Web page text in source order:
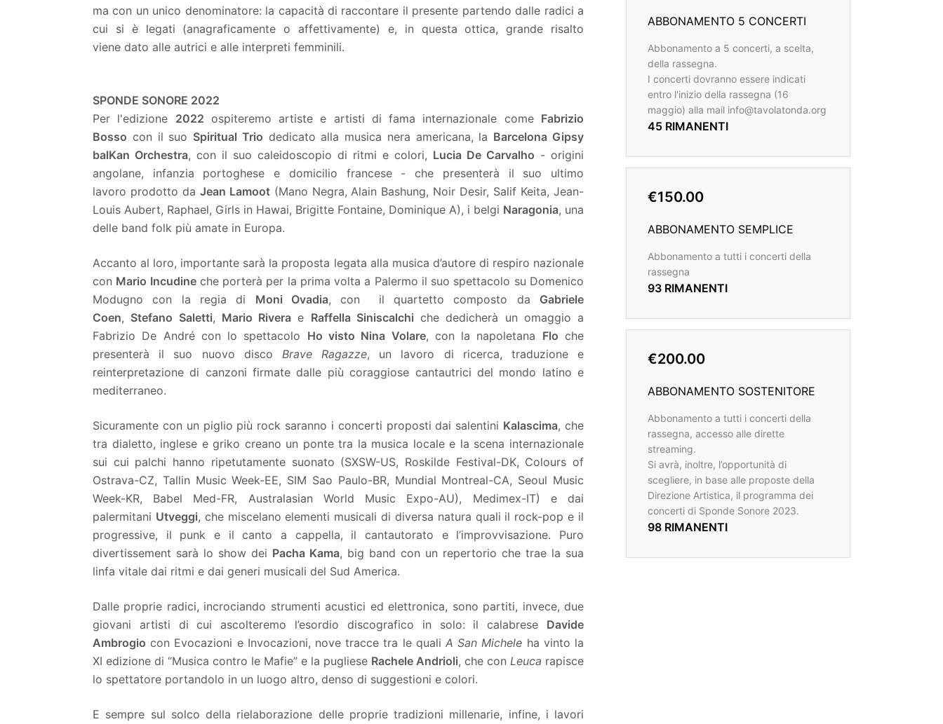
ma con un unico denominatore: la capacità di raccontare il presente partendo dalle radici a
cui si è legati (anagraficamente o affettivamente) e, in questa ottica, grande risalto
viene dato alle autrici e alle interpreti femminili.
SPONDE SONORE 2022
Per l'edizione 2022 ospiteremo artiste e artisti di fama internazionale come Fabrizio
Bosso con il suo Spiritual Trio dedicato alla musica nera americana, la Barcelona Gipsy
balKan Orchestra, con il suo caleidoscopio di ritmi e colori, Lucia De Carvalho - origini
angolane, infanzia portoghese e domicilio francese - che presenterà il suo ultimo
lavoro prodotto da Jean Lamoot(Mano Negra, Alain Bashung, Noir Desir, Salif Keita, Jean-
Louis Aubert, Raphael, Girls in Hawai, Brigitte Fontaine, Dominique A), i belgi Naragonia, una
delle band folk più amate in Europa.
Accanto al loro, importante sarà la proposta legata alla musica d’autore di respiro nazionale
con Mario Incudineche porterà per la prima volta a Palermo il suo spettacolo su Domenico
Modugno con la regia di Moni Ovadia, con il quartetto composto da Gabriele
Coen, Stefano Saletti, Mario Rivera e Raffella Siniscalchi che dedicherà un omaggio a
Fabrizio De André con lo spettacolo Ho visto Nina Volare, con la napoletana Flo che
presenterà il suo nuovo disco Brave Ragazze, un lavoro di ricerca, traduzione e
reinterpretazione di canzoni firmate dalle più coraggiose cantautrici del mondo latino e
mediterraneo.
Sicuramente con un piglio più rock saranno i concerti proposti dai salentini Kalascima, che
tra dialetto, inglese e griko creano un ponte tra la musica locale e la scena internazionale
sui cui palchi hanno ripetutamente suonato (SXSW-US, Roskilde Festival-DK, Colours of
Ostrava-CZ, Tallin Music Week-EE, SIM Sao Paulo-BR, Mundial Montreal-CA, Seoul Music
Week-KR, Babel Med-FR, Australasian World Music Expo-AU), Medimex-IT) e dai
palermitani Utveggi, che miscelano elementi musicali di diversa natura quali il rock-pop e il
progressive, il punk e il canto a cappella, il cantautorato e l’improvvisazione. Puro
divertissement sarà lo show dei Pacha Kama, big band con un repertorio che trae la sua
linfa vitale dai ritmi e dai generi musicali del Sud America.
Dalle proprie radici, incrociando strumenti acustici ed elettronica, sono partiti, invece, due
giovani artisti di cui ascolteremo l’esordio discografico in solo: il calabrese Davide
Ambrogio con Evocazioni e Invocazioni, nove tracce tra le quali A San Michele ha vinto la
XI edizione di “Musica contro le Mafie” e la pugliese Rachele Andrioli, che con Leuca rapisce
lo spettatore portandolo in un luogo altro, denso di suggestioni e colori.
E sempre sul solco della rielaborazione delle proprie tradizioni millenarie, infine, i lavori
ABBONAMENTO 5 CONCERTI
Abbonamento a 5 concerti, a scelta,
della rassegna.
I concerti dovranno essere indicati
entro l'inizio della rassegna (16
maggio) alla mail info@tavolatonda.org
45 RIMANENTI
€150.00
ABBONAMENTO SEMPLICE
Abbonamento a tutti i concerti della
rassegna
93 RIMANENTI
€200.00
ABBONAMENTO SOSTENITORE
Abbonamento a tutti i concerti della
rassegna, accesso alle dirette
streaming.
Si avrà, inoltre, l’opportunità di
scegliere, in base alle proposte della
Direzione Artistica, il programma dei
concerti di Sponde Sonore 2023.
98 RIMANENTI